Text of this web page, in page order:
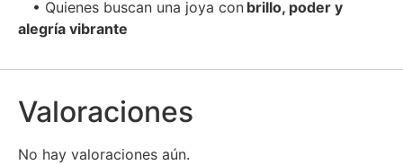
• Quienes buscan una joya con brillo, poder y
alegría vibrante
Valoraciones
No hay valoraciones aún.